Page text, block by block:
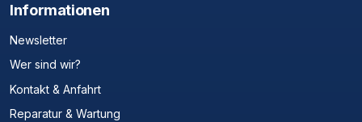
Informationen
Newsletter
Wer sind wir?
Kontakt & Anfahrt
Reparatur & Wartung